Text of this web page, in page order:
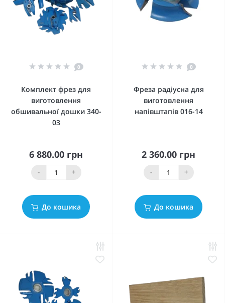
0
Комплект фрез для
виготовлення
обшивальної дошки 340-
03
6 880.00 грн
- +
До кошика
0
Фреза радіусна для
виготовлення
напівштапів 016-14
2 360.00 грн
- +
До кошика